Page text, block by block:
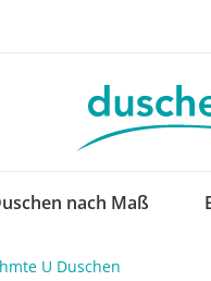
nach Maß
U Duschen